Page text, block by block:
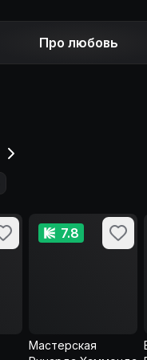
Про любовь
7.8
Мастерская